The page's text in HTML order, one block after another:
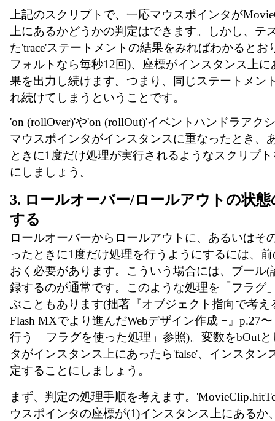
上記のスクリプトで、一応マウスポインタが
上にあるかどうかの判定はできます。しかし、テ
た'trace'ステートメントの結果をみればわかるとお
フォルトなら毎秒12回)、座標がインスタンス上
果を出力し続けます。つまり、同じステートメン
れ続けてしまうということです。
'on (rollOver)'や'on (rollOut)'イベントハンドラアク
マウスポインタがインスタンスに重なったとき、
ときに1度だけ処理が実行されるようなスクリプ
にしましょう。
3. ロールオーバー/ロールアウトの状
する
ロールオーバーからロールアウトに、あるいはそ
ったときに1度だけ処理を行うようにするには、
おく必要があります。こういう場合には、ブール(
録するのが通常です。このような処理を「フラグ
ぶこともあります(拙著『オブジェクト指向で考え
Flash MXでより進んだWebデザイン作成 −』p.27
行う − フラグを使った処理」参照)。変数をbOut
タがインスタンス上にあったら'false'、インスタン
定することにしましょう。
まず、判定の処理手順を考えます。
ウスポインタの座標が(1)インスタンス上にあるか